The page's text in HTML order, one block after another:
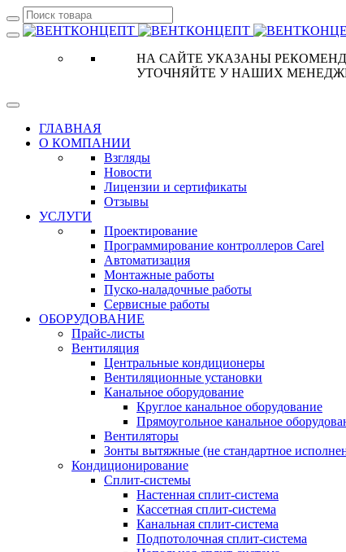
НА САЙТЕ УКАЗАНЫ
УТОЧНЯЙТЕ У НАШИХ
ГЛАВНАЯ
О КОМПАНИИ
Взгляды
Новости
Лицензии и сертификаты
Отзывы
УСЛУГИ
Проектирование
Программирование контроллеров Carel
Автоматизация
Монтажные работы
Пуско-наладочные работы
Сервисные работы
ОБОРУДОВАНИЕ
Прайс-листы
Вентиляция
Центральные кондиционеры
Вентиляционные установки
Канальное оборудование
Круглое канальное оборудование
Прямоугольное канальное
Вентиляторы
Зонты вытяжные (не стандартное
Кондиционирование
Сплит-системы
Настенная сплит-система
Кассетная сплит-система
Канальная сплит-система
Подпотолочная сплит-система